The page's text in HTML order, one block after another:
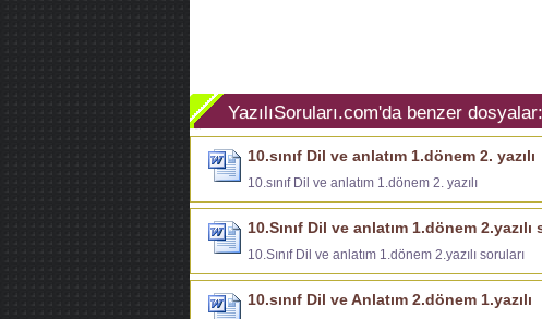
YazılıSoruları.com'da benzer dosyalar:
10.sınıf Dil ve anlatım 1.dönem 2. yazılı
10.sınıf Dil ve anlatım 1.dönem 2. yazılı
10.Sınıf Dil ve anlatım 1.dönem 2.yazılı
10.Sınıf Dil ve anlatım 1.dönem 2.yazılı soruları
10.sınıf Dil ve Anlatım 2.dönem 1.yazılı